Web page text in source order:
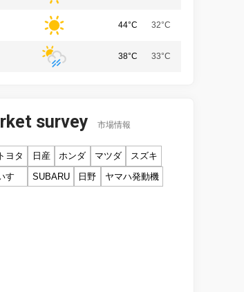
44°C 32°C
38°C 33°C
survey 市場情報
トヨタ 日産 ホンダ マツダ
スズキ
すゞ SUBARU 日野 ヤマハ発動機